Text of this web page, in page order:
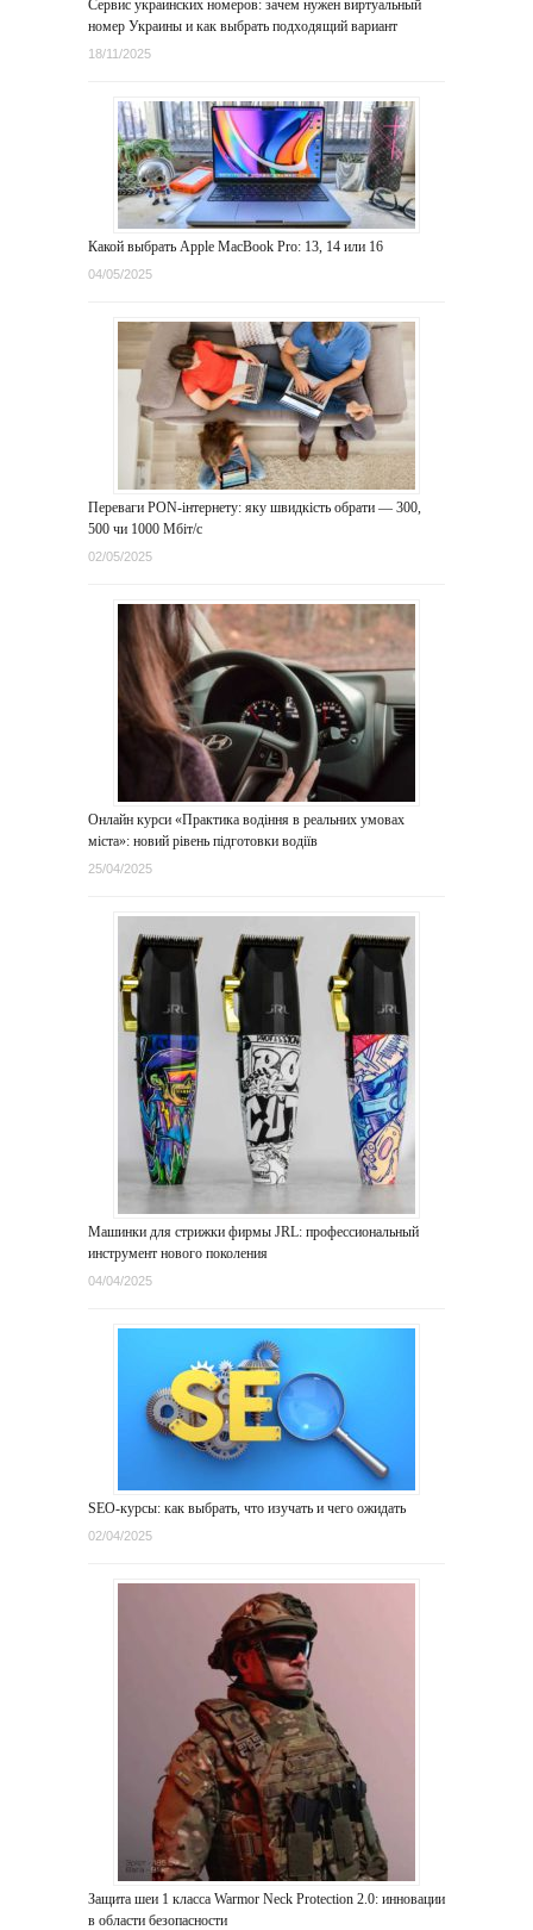
Сервис украинских номеров: зачем нужен виртуальный
номер Украины и как выбрать подходящий вариант
18/11/2025
Какой выбрать Apple MacBook Pro: 13, 14 или 16
04/05/2025
Переваги PON-інтернету: яку швидкість обрати — 300,
500 чи 1000 Мбіт/с
02/05/2025
Онлайн курси «Практика водіння в реальних умовах
міста»: новий рівень підготовки водіїв
25/04/2025
Машинки для стрижки фирмы JRL: профессиональный
инструмент нового поколения
04/04/2025
SEO-курсы: как выбрать, что изучать и чего ожидать
02/04/2025
Защита шеи 1 класса Warmor Neck Protection 2.0: инновации
в области безопасности